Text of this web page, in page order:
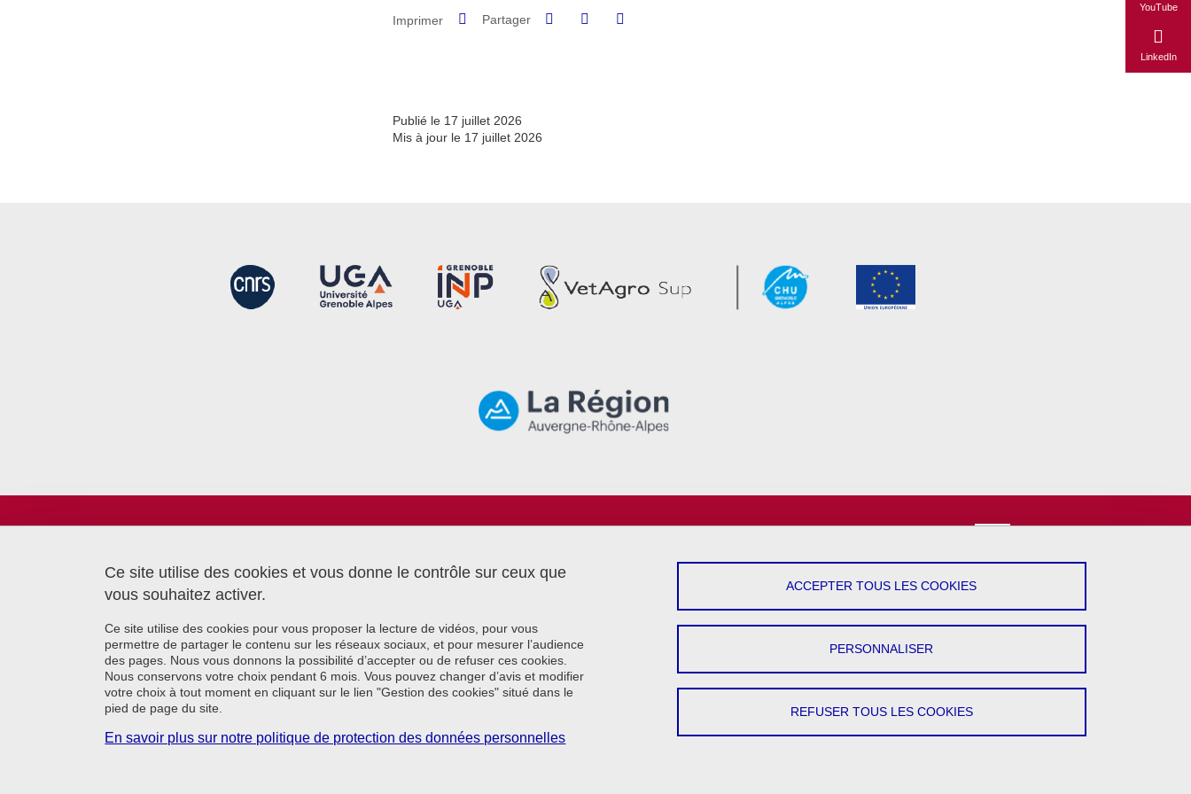
YouTube
LinkedIn
Imprimer Partager Partager sur Facebook
Partager sur LinkedIn
Publié le 17 juillet 2026
Mis à jour le 17 juillet 2026
6 chemin Saint Ferjus
38700 La Tronche
Contact
Mentions légales
Données personnelles
Cookie policy
Se connecter
YouTube
LinkedIn
Ce site utilise des cookies et vous donne le contrôle sur ceux que
vous souhaitez activer.
Ce site utilise des cookies pour vous proposer la lecture de vidéos, pour vous
permettre de partager le contenu sur les réseaux sociaux, et pour mesurer l’audience
des pages. Nous vous donnons la possibilité d’accepter ou de refuser ces cookies.
Nous conservons votre choix pendant 6 mois. Vous pouvez changer d’avis et modifier
votre choix à tout moment en cliquant sur le lien "Gestion des cookies" situé dans le
pied de page du site.
En savoir plus sur notre politique de protection des données personnelles
ACCEPTER TOUS LES COOKIES
REFUSER TOUS LES COOKIES
PERSONNALISER